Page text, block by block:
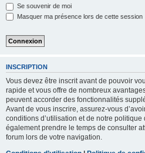
Se souvenir de moi
Masquer ma présence lors de cette session
INSCRIPTION
Vous devez être inscrit avant de pouvoir
rapide et vous offre de nombreux
peuvent accorder des fonctionnalités
Avant de vous inscrire, assurez-vous
conditions d’utilisation et de notre
également prendre le temps de consulter
forum lors de votre navigation.